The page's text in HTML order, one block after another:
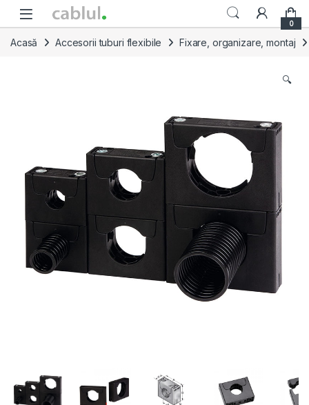
Skip to navigation
Skip to content
0
Acasă Accesorii tuburi flexibile Fixare, organizare, montaj
🔍